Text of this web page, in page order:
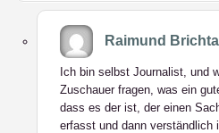
Raimund Brichta
Ich bin selbst Journalist, und
Zuschauer fragen, was ein
dass es der ist, der einen
erfasst und dann verständlich